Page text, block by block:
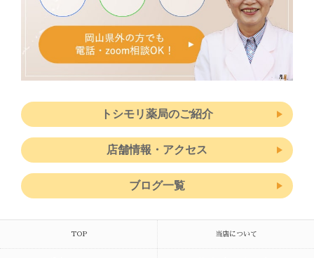
トシモリ薬局のご紹介
店舗情報・アクセス
ブログ一覧
TOP 当店について